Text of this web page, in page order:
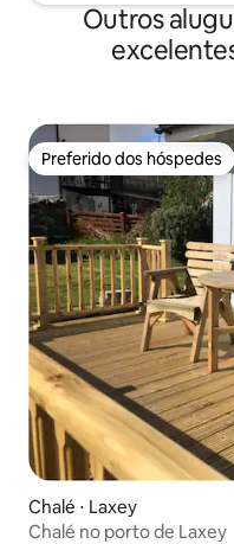
Outros
Preferido dos hóspedes
Preferido dos hóspedes
Chalé ⋅ Laxey
Chalé no porto de Laxey